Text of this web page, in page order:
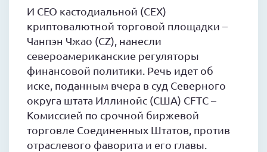
И CEO кастодиальной (CEX)
криптовалютной торговой площадки –
Чанпэн Чжао (CZ), нанесли
североамериканские регуляторы
финансовой политики. Речь идет об
иске, поданным вчера в суд Северного
округа штата Иллинойс (США) CFTC –
Комиссией по срочной биржевой
торговле Соединенных Штатов, против
отраслевого фаворита и его главы.